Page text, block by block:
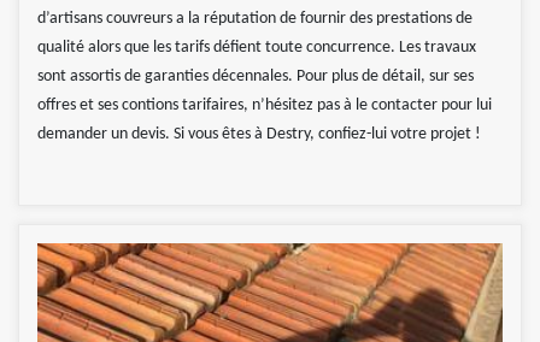
d’artisans couvreurs a la réputation de fournir des prestations de
qualité alors que les tarifs défient toute concurrence. Les travaux
sont assortis de garanties décennales. Pour plus de détail, sur ses
offres et ses contions tarifaires, n’hésitez pas à le contacter pour lui
demander un devis. Si vous êtes à Destry, confiez-lui votre projet !